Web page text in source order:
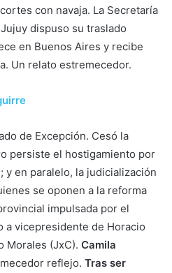
con navaja. La Secretaría
dispuso su traslado
en Buenos Aires y recibe
Un relato estremecedor.
de Excepción. Cesó la
persiste el hostigamiento por
y en paralelo, la judicialización
se oponen a la reforma
impulsada por el
a vicepresidente de Horacio
Morales (JxC). Camila
reflejo. Tras ser